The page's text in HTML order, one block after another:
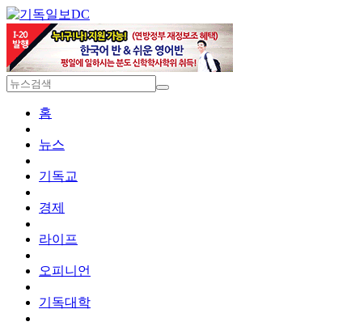
DC
홈
뉴스
기독교
경제
라이프
오피니언
기독대학